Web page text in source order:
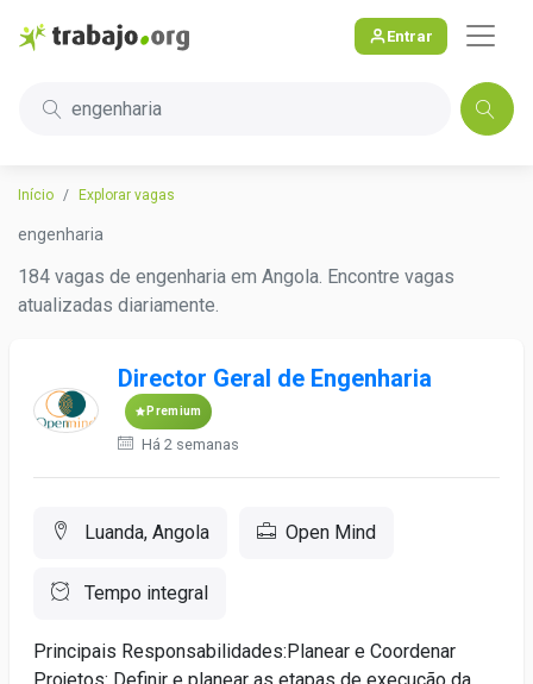
Entrar
engenharia
Início Explorar vagas
engenharia
184 vagas de engenharia em Angola. Encontre vagas
atualizadas diariamente.
Director Geral de Engenharia
Premium
Há 2 semanas
Luanda, Angola Open Mind
Tempo integral
Principais Responsabilidades:Planear e Coordenar